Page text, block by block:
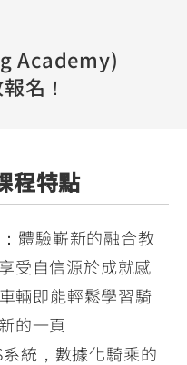
MT-
MT-
15
150
Academy)
名！
程特點
體驗嶄新的融合教
受自信源於成就感
輛即能輕鬆學習騎
的一頁
系統，數據化騎乘的